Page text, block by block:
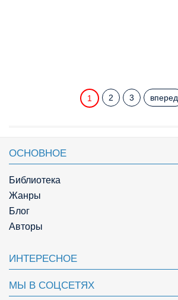
1 2 3 вперед
ОСНОВНОЕ
Библиотека
Жанры
Блог
Авторы
ИНТЕРЕСНОЕ
МЫ В СОЦСЕТЯХ